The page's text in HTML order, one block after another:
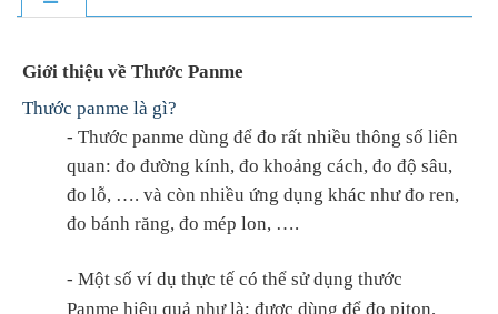
Giới thiệu về Thước Panme
Thước panme là gì?
- Thước panme dùng để đo rất nhiều thông số liên
quan: đo đường kính, đo khoảng cách, đo độ sâu,
đo lỗ, …. và còn nhiều ứng dụng khác như đo ren,
đo bánh răng, đo mép lon, ….
- Một số ví dụ thực tế có thể sử dụng thước
Panme hiệu quả như là: được dùng để đo piton,